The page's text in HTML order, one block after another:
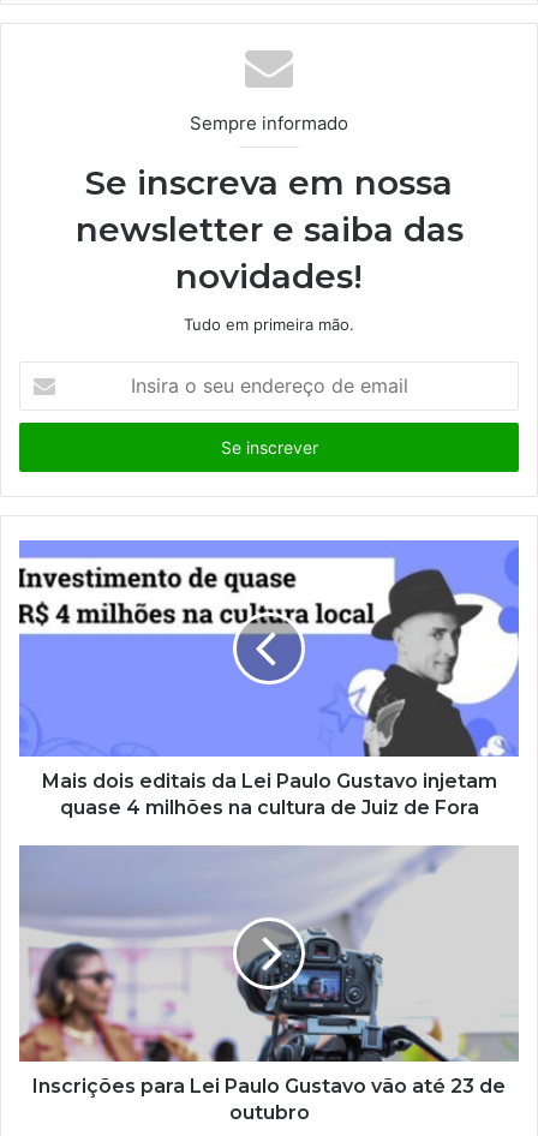
te
Sempre informado
Se inscreva em nossa
newsletter e saiba das
novidades!
Tudo em primeira mão.
s
r
a
e
u
e
e
a
Mais dois editais da Lei Paulo Gustavo injetam
quase 4 milhões na cultura de Juiz de Fora
Inscrições para Lei Paulo Gustavo vão até 23 de
outubro